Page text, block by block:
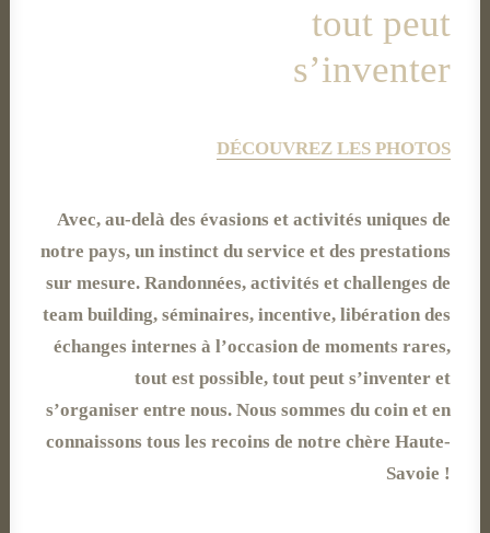
tout peut
s’inventer
DÉCOUVREZ LES PHOTOS
Avec, au-delà des évasions et activités uniques de
notre pays, un instinct du service et des prestations
sur mesure. Randonnées, activités et challenges de
team building, séminaires, incentive, libération des
échanges internes à l’occasion de moments rares,
tout est possible, tout peut s’inventer et
s’organiser entre nous. Nous sommes du coin et en
connaissons tous les recoins de notre chère Haute-
Savoie !